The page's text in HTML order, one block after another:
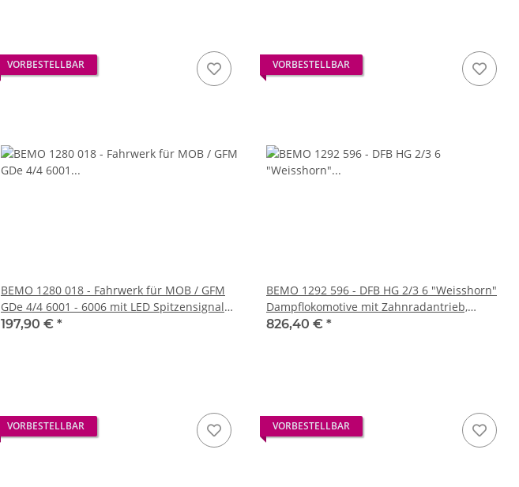
VORBESTELLBAR
BEMO 1280 018 - Fahrwerk für MOB / GFM
GDe 4/4 6001 - 6006 mit LED Spitzensignal
und Führerstandbeleuchtung -
197,90 € *
VORBESTELLBAR
BEMO 1292 596 - DFB HG 2/3 6 "Weisshorn"
Dampflokomotive mit Zahnradantrieb,
schwarz/grün - Metal Collection
826,40 € *
VORBESTELLBAR VORBESTELLBAR